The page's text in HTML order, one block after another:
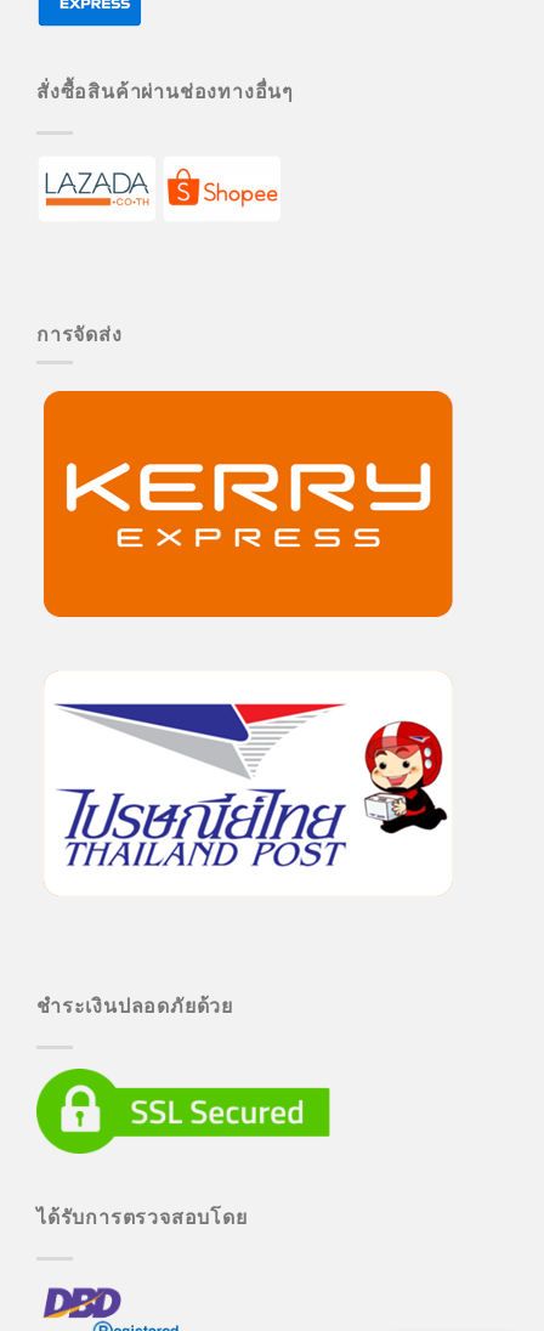
สั่งซื้อสินค้าผ่านช่องทางอื่นๆ
การจัดส่ง
ชำระเงินปลอดภัยด้วย
ได้รับการตรวจสอบโดย